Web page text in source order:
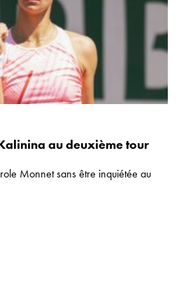
au deuxième tour
Monnet sans être inquiétée au